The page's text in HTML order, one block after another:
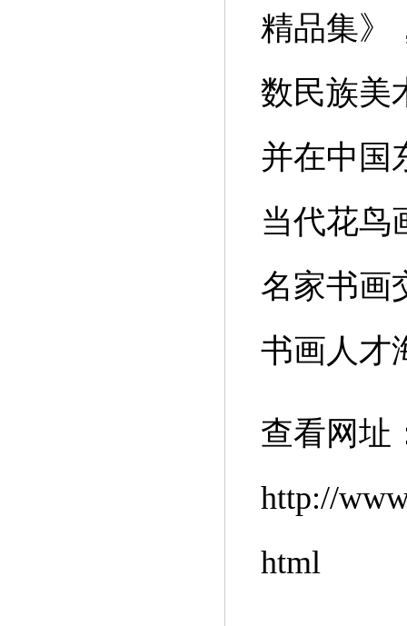
精品集》
数民族美
并在中国
当代花鸟
名家书画
书画人才
查看网址
http://
html